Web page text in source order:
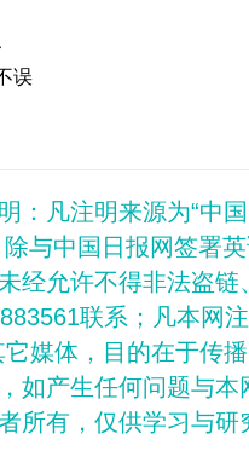
误
：凡注明来源为“中
与中国日报网签署
经允许不得非法盗
联系；凡本网
媒体，目的在于传
如产生任何问题与
所有，仅供学习与